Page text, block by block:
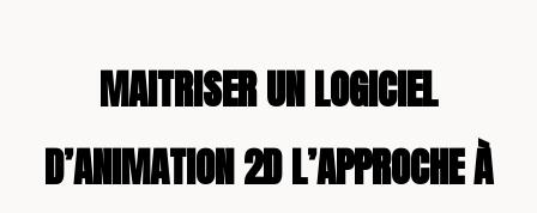
MAITRISER UN LOGICIEL
D’ANIMATION 2D L’APPROCHE À